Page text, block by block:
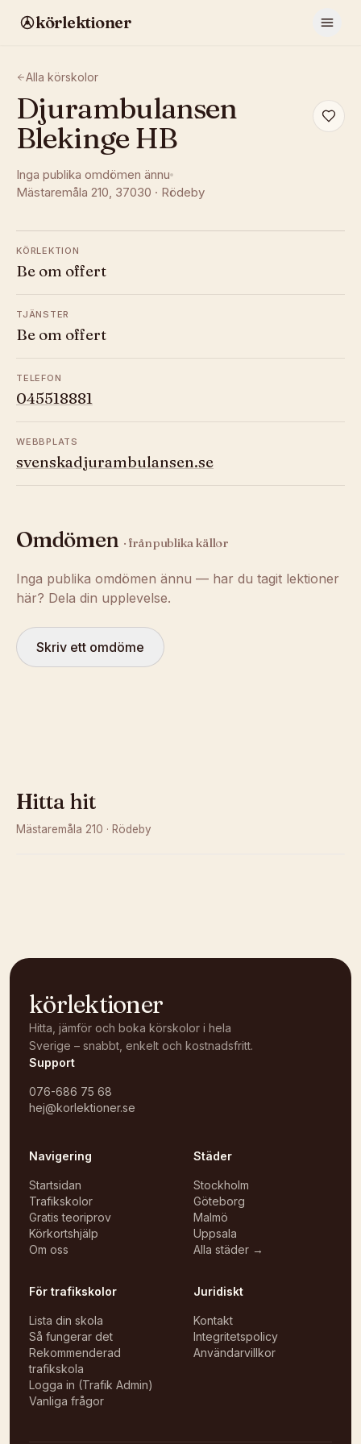
körlektioner
Alla körskolor
Djurambulansen
Blekinge HB
Inga publika omdömen ännu
Mästaremåla 210, 37030 · Rödeby
KÖRLEKTION
Be om offert
TJÄNSTER
Be om offert
TELEFON
045518881
WEBBPLATS
svenskadjurambulansen.se
Omdömen · från publika källor
Inga publika omdömen ännu — har du tagit lektioner
här? Dela din upplevelse.
Skriv ett omdöme
Hitta hit
Mästaremåla 210 · Rödeby
körlektioner
Hitta, jämför och boka körskolor i hela
Sverige – snabbt, enkelt och kostnadsfritt.
Support
076-686 75 68
hej@korlektioner.se
Navigering
Startsidan
Trafikskolor
Gratis teoriprov
Körkortshjälp
Om oss
Städer
Stockholm
Göteborg
Malmö
Uppsala
Alla städer →
För trafikskolor
Lista din skola
Så fungerar det
Rekommenderad
trafikskola
Logga in (Trafik Admin)
Vanliga frågor
Juridiskt
Kontakt
Integritetspolicy
Användarvillkor